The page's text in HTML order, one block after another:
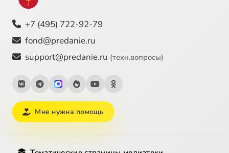
+7 (495) 722-92-79
fond@predanie.ru
support@predanie.ru (техн.вопросы)
Мне нужна помощь